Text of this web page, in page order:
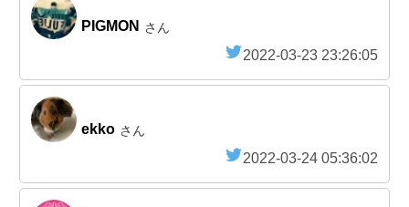
PIGMON さん
2022-03-23 23:26:05
ekko さん
2022-03-24 05:36:02